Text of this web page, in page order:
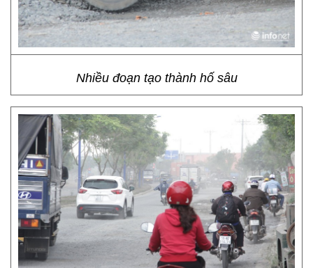
Nhiều đoạn tạo thành hố sâu